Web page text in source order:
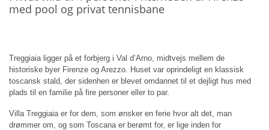
med pool og privat tennisbane
Treggiaia ligger på et forbjerg i Val d’Arno, midtvejs mellem de
historiske byer Firenze og Arezzo. Huset var oprindeligt en klassisk
toscansk stald, der sidenhen er blevet omdannet til et dejligt hus med
plads til en familie på fire personer eller to par.
Villa Treggiaia er for dem, som ønsker en ferie hvor alt det, man
drømmer om, og som Toscana er berømt for, er lige inden for